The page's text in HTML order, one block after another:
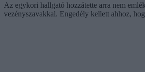
Az egykori hallgató hozzátette arra nem
vezényszavakkal. Engedély kellett ahhoz,